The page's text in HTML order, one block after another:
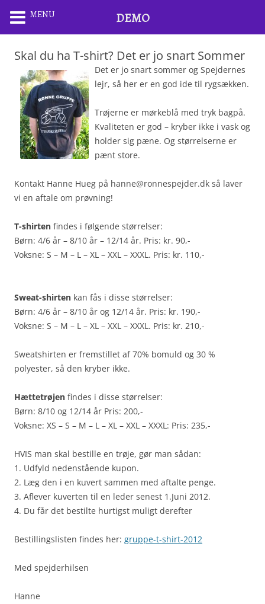
Skal du ha T-shirt? Det er jo snart Sommer
Det er jo snart sommer og Spejdernes
lejr, så her er en god ide til rygsækken.
Trøjerne er mørkeblå med tryk bagpå.
Kvaliteten er god – kryber ikke i vask og
holder sig pæne. Og størrelserne er
pænt store.
Kontakt Hanne Hueg på hanne@ronnespejder.dk så laver
vi en aftale om prøvning!
T-shirten findes i følgende størrelser:
Børn: 4/6 år – 8/10 år – 12/14 år. Pris: kr. 90,-
Voksne: S – M – L – XL – XXL – XXXL. Pris: kr. 110,-
Sweat-shirten kan fås i disse størrelser:
Børn: 4/6 år – 8/10 år og 12/14 år. Pris: kr. 190,-
Voksne: S – M – L – XL – XXL – XXXL. Pris: kr. 210,-
Sweatshirten er fremstillet af 70% bomuld og 30 %
polyester, så den kryber ikke.
Hættetrøjen findes i disse størrelser:
Børn: 8/10 og 12/14 år Pris: 200,-
Voksne: XS – S – M – L – XL – XXL – XXXL: Pris: 235,-
HVIS man skal bestille en trøje, gør man sådan:
1. Udfyld nedenstående kupon.
2. Læg den i en kuvert sammen med aftalte penge.
3. Aflever kuverten til en leder senest 1.Juni 2012.
4. Du får det bestilte hurtigst muligt derefter
Bestillingslisten findes her: gruppe-t-shirt-2012
Med spejderhilsen
Hanne
MENU DEMO